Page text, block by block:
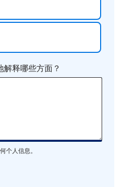
解释哪些方面？
个人信息。